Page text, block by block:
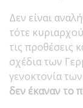
Δεν είναι
τότε
τις προθέσεις
σχέδια των
γενοκτονία
δεν έκαναν το